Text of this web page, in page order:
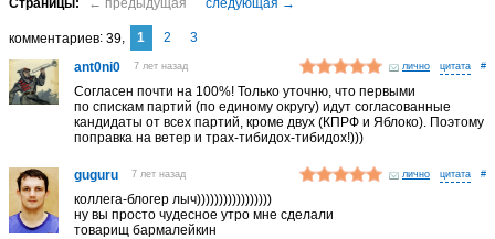
комментариев 39 1 2
3
ant0ni0
7 лет назад лично #
Согласен почти на 100%! Только уточню, что первыми
по спискам партий (по единому округу) идут согласованные
кандидаты от всех партий, кроме двух (КПРФ и Яблоко). Поэтому
поправка на ветер и трах-тибидох-тибидох!)))
guguru 7 лет назад лично #
коллега-блогер лыч)))))))))))))))))
ну вы просто чудесное утро мне сделали
товарищ бармалейкин